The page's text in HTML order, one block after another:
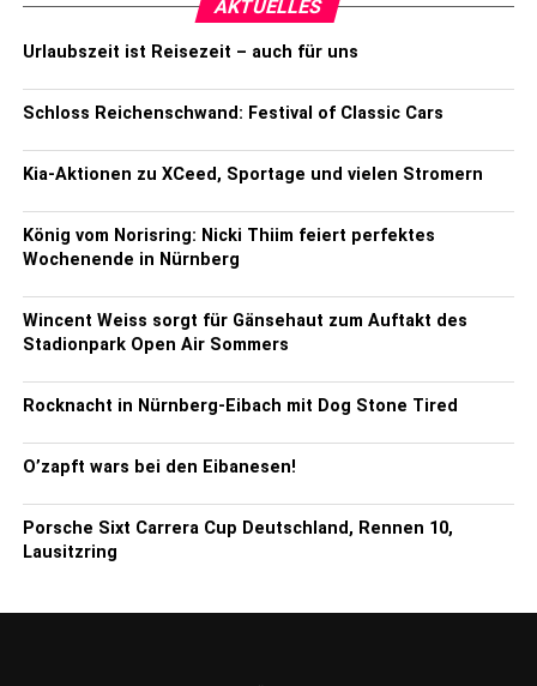
AKTUELLES
Urlaubszeit ist Reisezeit – auch für uns
Schloss Reichenschwand: Festival of Classic Cars
Kia-Aktionen zu XCeed, Sportage und vielen Stromern
König vom Norisring: Nicki Thiim feiert perfektes
Wochenende in Nürnberg
Wincent Weiss sorgt für Gänsehaut zum Auftakt des
Stadionpark Open Air Sommers
Rocknacht in Nürnberg-Eibach mit Dog Stone Tired
O’zapft wars bei den Eibanesen!
Porsche Sixt Carrera Cup Deutschland, Rennen 10,
Lausitzring